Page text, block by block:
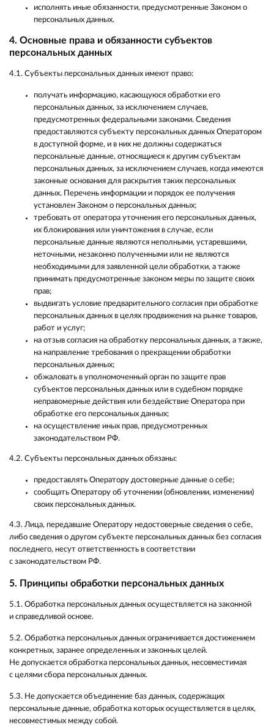
исполнять иные обязанности, предусмотренные Законом о
персональных данных.
4. Основные права и обязанности субъектов
персональных данных
4.1. Субъекты персональных данных имеют право:
получать информацию, касающуюся обработки его
персональных данных, за исключением случаев,
предусмотренных федеральными законами. Сведения
предоставляются субъекту персональных данных Оператором
в доступной форме, и в них не должны содержаться
персональные данные, относящиеся к другим субъектам
персональных данных, за исключением случаев, когда имеются
законные основания для раскрытия таких персональных
данных. Перечень информации и порядок ее получения
установлен Законом о персональных данных;
требовать от оператора уточнения его персональных данных,
их блокирования или уничтожения в случае, если
персональные данные являются неполными, устаревшими,
неточными, незаконно полученными или не являются
необходимыми для заявленной цели обработки, а также
принимать предусмотренные законом меры по защите своих
прав;
выдвигать условие предварительного согласия при обработке
персональных данных в целях продвижения на рынке товаров,
работ и услуг;
на отзыв согласия на обработку персональных данных, а также,
на направление требования о прекращении обработки
персональных данных;
обжаловать в уполномоченный орган по защите прав
субъектов персональных данных или в судебном порядке
неправомерные действия или бездействие Оператора при
обработке его персональных данных;
на осуществление иных прав, предусмотренных
законодательством РФ.
4.2. Субъекты персональных данных обязаны:
предоставлять Оператору достоверные данные о себе;
сообщать Оператору об уточнении (обновлении, изменении)
своих персональных данных.
4.3. Лица, передавшие Оператору недостоверные сведения о себе,
либо сведения о другом субъекте персональных данных без согласия
последнего, несут ответственность в соответствии
с законодательством РФ.
5. Принципы обработки персональных данных
5.1. Обработка персональных данных осуществляется на законной
и справедливой основе.
5.2. Обработка персональных данных ограничивается достижением
конкретных, заранее определенных и законных целей.
Не допускается обработка персональных данных, несовместимая
с целями сбора персональных данных.
5.3. Не допускается объединение баз данных, содержащих
персональные данные, обработка которых осуществляется в целях,
несовместимых между собой.